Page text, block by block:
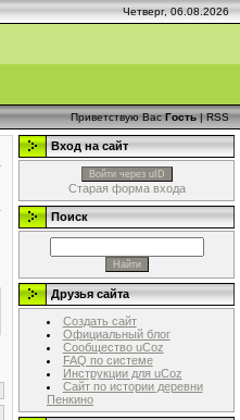
Четверг, 06.08.2026
Приветствую Вас Гость|RSS
Вход на сайт
Войти через uID
Старая форма входа
Поиск
Друзья сайта
Создать сайт
Официальный блог
Сообщество uCoz
FAQ по системе
Инструкции для uCoz
Сайт по истории деревни
Пенкино